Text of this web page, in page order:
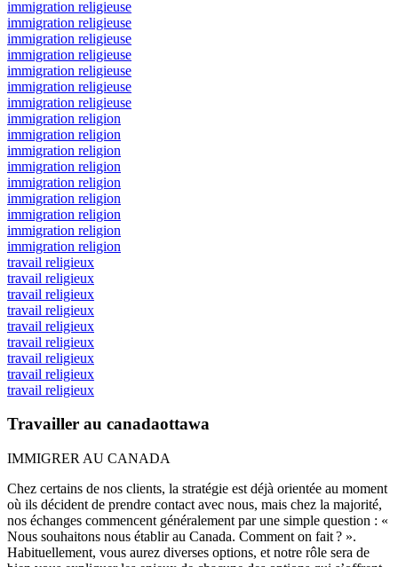
immigration religieuse
immigration religieuse
immigration religieuse
immigration religieuse
immigration religieuse
immigration religieuse
immigration religieuse
immigration religion
immigration religion
immigration religion
immigration religion
immigration religion
immigration religion
immigration religion
immigration religion
immigration religion
travail religieux
travail religieux
travail religieux
travail religieux
travail religieux
travail religieux
travail religieux
travail religieux
travail religieux
Travailler au canadaottawa
IMMIGRER AU CANADA
Chez certains de nos clients, la stratégie est déjà orientée au moment
où ils décident de prendre contact avec nous, mais chez la majorité,
nos échanges commencent généralement par une simple question : «
Nous souhaitons nous établir au Canada. Comment on fait ? ».
Habituellement, vous aurez diverses options, et notre rôle sera de